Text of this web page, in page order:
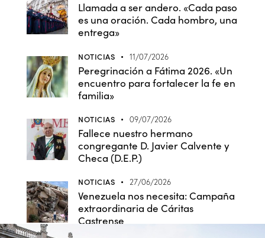
Llamada a ser andero. «Cada paso
es una oración. Cada hombro, una
entrega»
NOTICIAS 11/07/2026
Peregrinación a Fátima 2026. «Un
encuentro para fortalecer la fe en
familia»
NOTICIAS 09/07/2026
Fallece nuestro hermano
congregante D. Javier Calvente y
Checa (D.E.P.)
NOTICIAS 27/06/2026
Venezuela nos necesita: Campaña
extraordinaria de Cáritas
Castrense